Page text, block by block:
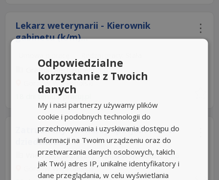
Lekarz weterynarii - Kierownik
gabinetu (k/m)...
Grafton Recruitment 5,0
Gorzów Wielkopolski
18 dni temu z pracuj.pl
Zatrudnimy - Lekarzy specjalistów w
dziedzinie...
Wielospecjalistyczny Szpital Wojewódzki... 4,6
Gorzów Wielkopolski
Odpowiedzialne
korzystanie z Twoich
danych
My i nasi partnerzy używamy plików
cookie i podobnych technologii do
przechowywania i uzyskiwania dostępu do
informacji na Twoim urządzeniu oraz do
przetwarzania danych osobowych, takich
jak Twój adres IP, unikalne identyfikatory i
dane przeglądania, w celu wyświetlania